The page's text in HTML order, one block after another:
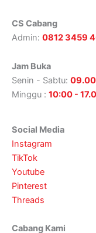
CS Cabang
Admin: 0812 3459
Jam Buka
Senin - Sabtu:
Minggu : 10:00 -
Social Media
Instagram
TikTok
Youtube
Pinterest
Threads
Cabang Kami